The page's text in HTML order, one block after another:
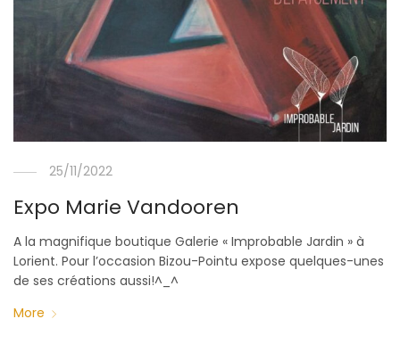
25/11/2022
Expo Marie Vandooren
A la magnifique boutique Galerie « Improbable Jardin » à
Lorient. Pour l’occasion Bizou-Pointu expose quelques-unes
de ses créations aussi!^_^
More